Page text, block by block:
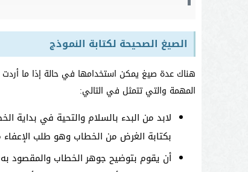
الصيغ الصحيحة لكتابة النموذج
هناك عدة صيغ يمكن استخدامها في حالة إذا ما
المهمة والتي تتمثل في التالي:
لابد من البدء بالسلام والتحية في بداية
بكتابة الغرض من الخطاب وهو طلب
أن يقوم بتوضيح جوهر الخطاب والمقصود